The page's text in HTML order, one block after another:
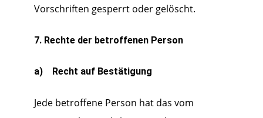
Vorschriften gesperrt oder gelöscht.
7. Rechte der betroffenen Person
a) Recht auf Bestätigung
Jede betroffene Person hat das vom